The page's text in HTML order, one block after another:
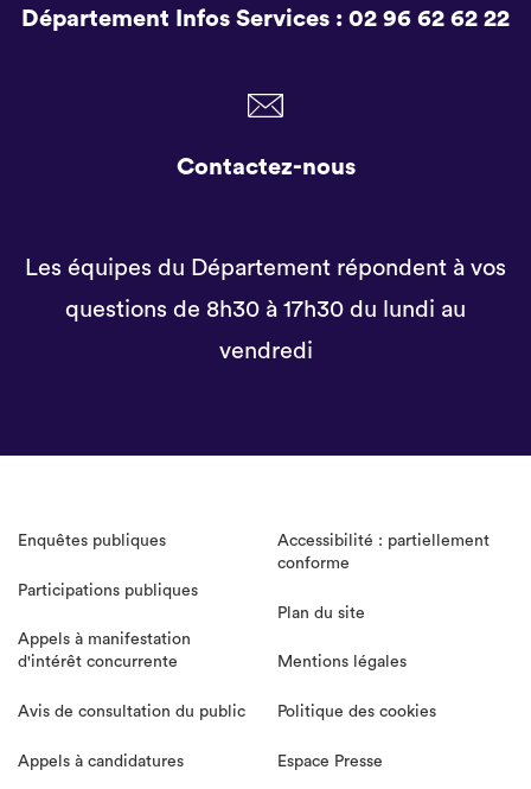
Département Infos Services : 02 96 62 62 22
Contactez-nous
Les équipes du Département répondent à vos
questions de 8h30 à 17h30 du lundi au
vendredi
Enquêtes publiques
Participations publiques
Appels à manifestation
d'intérêt concurrente
Avis de consultation du public
Appels à candidatures
Accessibilité : partiellement
conforme
Plan du site
Mentions légales
Politique des cookies
Espace Presse